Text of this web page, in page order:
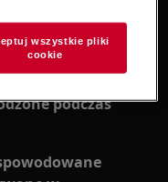
użyciu
się z
podczas
wszystkie pliki
cookie